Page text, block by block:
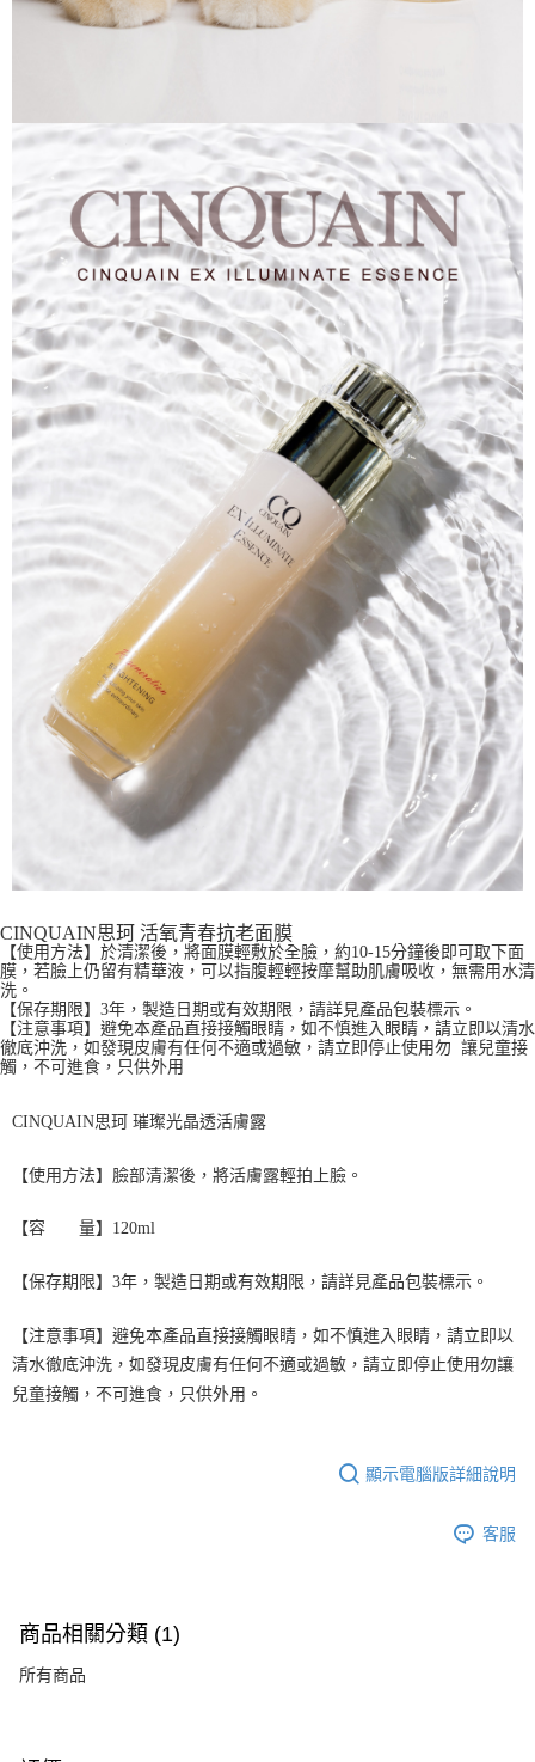
CINQUAIN思珂 活氧青春抗老面膜
【使用方法】於清潔後，將面膜輕敷於全臉，約10-15分鐘後即可取下面
膜，若臉上仍留有精華液，可以指腹輕輕按摩幫助肌膚吸收，無需用水清
洗。
【保存期限】3年，製造日期或有效期限，請詳見產品包裝標示。
【注意事項】避免本產品直接接觸眼睛，如不慎進入眼睛，請立即以清水
徹底沖洗，如發現皮膚有任何不適或過敏，請立即停止使用勿 讓兒童接
觸，不可進食，只供外用
CINQUAIN思珂 璀璨光晶透活膚露
【使用方法】臉部清潔後，將活膚露輕拍上臉。
【容 量】120ml
【保存期限】3年，製造日期或有效期限，請詳見產品包裝標示。
【注意事項】避免本產品直接接觸眼睛，如不慎進入眼睛，請立即以
清水徹底沖洗，如發現皮膚有任何不適或過敏，請立即停止使用勿讓
兒童接觸，不可進食，只供外用。
顯示電腦版詳細說明
客服
商品相關分類 (1)
所有商品